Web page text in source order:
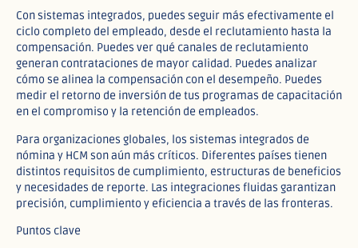
Con sistemas integrados, puedes seguir más efectivamente el
ciclo completo del empleado, desde el reclutamiento hasta la
compensación. Puedes ver qué canales de reclutamiento
generan contrataciones de mayor calidad. Puedes analizar
cómo se alinea la compensación con el desempeño. Puedes
medir el retorno de inversión de tus programas de capacitación
en el compromiso y la retención de empleados.
Para organizaciones globales, los sistemas integrados de
nómina y HCM son aún más críticos. Diferentes países tienen
distintos requisitos de cumplimiento, estructuras de beneficios
y necesidades de reporte. Las integraciones fluidas garantizan
precisión, cumplimiento y eficiencia a través de las fronteras.
Puntos clave